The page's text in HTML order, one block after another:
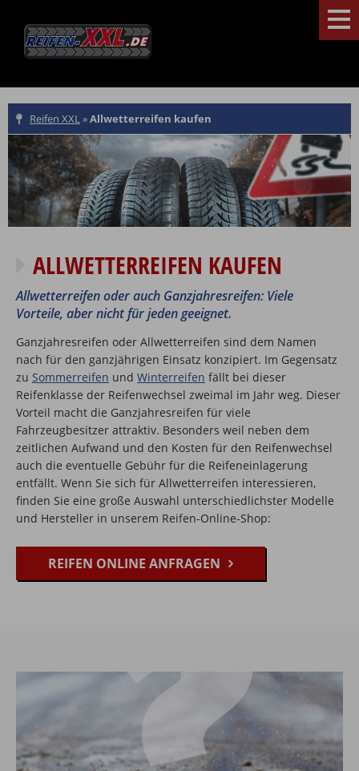
Reifen XXL»Allwetterreifen kaufen
ALLWETTERREIFEN KAUFEN
Allwetterreifen oder auch Ganzjahresreifen: Viele
Vorteile, aber nicht für jeden geeignet.
Ganzjahresreifen oder Allwetterreifen sind dem Namen
nach für den ganzjährigen Einsatz konzipiert. Im Gegensatz
zu Sommerreifen und Winterreifen fällt bei dieser
Reifenklasse der Reifenwechsel zweimal im Jahr weg. Dieser
Vorteil macht die Ganzjahresreifen für viele
Fahrzeugbesitzer attraktiv. Besonders weil neben dem
zeitlichen Aufwand und den Kosten für den Reifenwechsel
auch die eventuelle Gebühr für die Reifeneinlagerung
entfällt. Wenn Sie sich für Allwetterreifen interessieren,
finden Sie eine große Auswahl unterschiedlichster Modelle
und Hersteller in unserem Reifen-Online-Shop:
REIFEN ONLINE ANFRAGEN